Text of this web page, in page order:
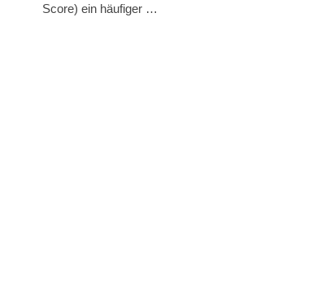
Score) ein häufiger …